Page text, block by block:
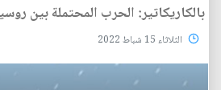
بالكاريكاتير: الحرب المحتملة بين
الثلاثاء 15 شباط 2022